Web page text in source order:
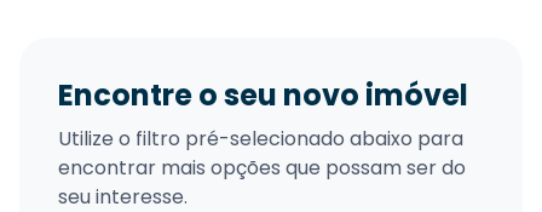
Encontre o seu novo imóvel
Utilize o filtro pré-selecionado abaixo para
encontrar mais opções que possam ser do
seu interesse.